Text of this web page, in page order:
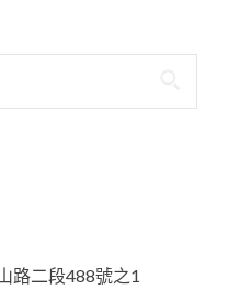
路二段488號之1